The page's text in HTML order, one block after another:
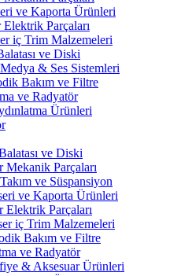
ve Kaporta Ürünleri
Parçaları
iç Trim Malzemeleri
ve Diski
& Ses Sistemleri
Bakım ve Filtre
ve Radyatör
Ürünleri
ve Diski
Parçaları
ve Süspansiyon
ve Kaporta Ürünleri
Parçaları
iç Trim Malzemeleri
Bakım ve Filtre
ve Radyatör
& Aksesuar Ürünleri